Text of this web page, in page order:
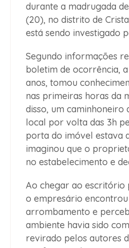
durante a madrugada
(20), no distrito de
está sendo investigado
Segundo informações
boletim de ocorrência,
anos, tomou
nas primeiras horas da
disso, um caminhoneiro
local por volta das 3h
porta do imóvel estava
imaginou que o
no estabelecimento e
Ao chegar ao escritório
o empresário encontrou
arrombamento e
ambiente havia sido
revirado pelos autores